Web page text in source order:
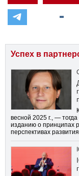
Успех в
весной 2025 г., —
изданию о принципах
перспективах